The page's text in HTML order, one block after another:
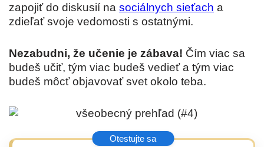
zapojiť do diskusií na sociálnych sieťach a
zdieľať svoje vedomosti s ostatnými.
Nezabudni, že učenie je zábava! Čím viac sa
budeš učiť, tým viac budeš vedieť a tým viac
budeš môcť objavovať svet okolo teba.